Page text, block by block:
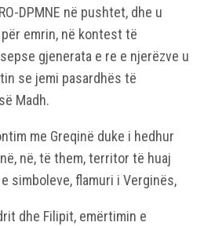
DPMNE në pushtet, dhe u
emrin, në kontest të
gjenerata e re e njerëzve u
se jemi pasardhës të
Madh.
me Greqinë duke i hedhur
në, të them, territor të huaj
simboleve, flamuri i Verginës,
dhe Filipit, emërtimin e